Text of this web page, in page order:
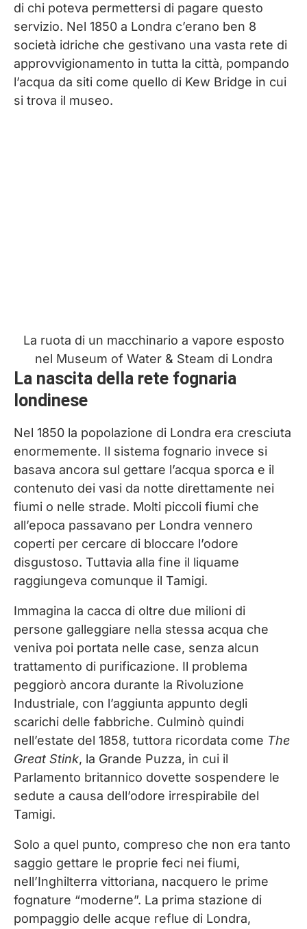
di chi poteva permettersi di pagare questo
servizio. Nel 1850 a Londra c’erano ben 8
società idriche che gestivano una vasta rete di
approvvigionamento in tutta la città, pompando
l’acqua da siti come quello di Kew Bridge in cui
si trova il museo.
La ruota di un macchinario a vapore esposto
nel Museum of Water & Steam di Londra
La nascita della rete fognaria
londinese
Nel 1850 la popolazione di Londra era cresciuta
enormemente. Il sistema fognario invece si
basava ancora sul gettare l’acqua sporca e il
contenuto dei vasi da notte direttamente nei
fiumi o nelle strade. Molti piccoli fiumi che
all’epoca passavano per Londra vennero
coperti per cercare di bloccare l’odore
disgustoso. Tuttavia alla fine il liquame
raggiungeva comunque il Tamigi.
Immagina la cacca di oltre due milioni di
persone galleggiare nella stessa acqua che
veniva poi portata nelle case, senza alcun
trattamento di purificazione. Il problema
peggiorò ancora durante la Rivoluzione
Industriale, con l’aggiunta appunto degli
scarichi delle fabbriche. Culminò quindi
nell’estate del 1858, tuttora ricordata come The
Great Stink, la Grande Puzza, in cui il
Parlamento britannico dovette sospendere le
sedute a causa dell’odore irrespirabile del
Tamigi.
Solo a quel punto, compreso che non era tanto
saggio gettare le proprie feci nei fiumi,
nell’Inghilterra vittoriana, nacquero le prime
fognature “moderne”. La prima stazione di
pompaggio delle acque reflue di Londra,